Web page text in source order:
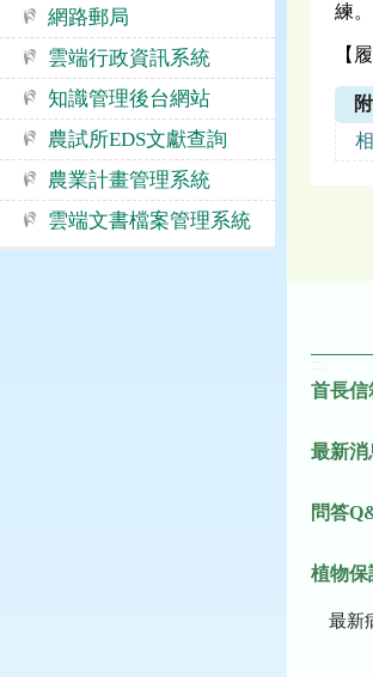
網路郵局
雲端行政資訊系統
知識管理後台網站
農試所EDS文獻查詢
農業計畫管理系統
雲端文書檔案管理系統
練。
【
附
相
首長信
最新消
問答
植物保
最新